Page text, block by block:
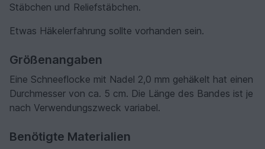
Stäbchen und Reliefstäbchen.
Etwas Häkelerfahrung sollte vorhanden sein.
Größenangaben
Eine Schneeflocke mit Nadel 2,0 mm gehäkelt hat einen
Durchmesser von ca. 5 cm. Die Länge des Bandes ist je
nach Verwendungszweck variabel.
Benötigte Materialien